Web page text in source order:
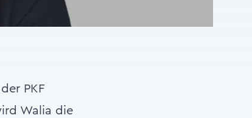
PKF
Walia die